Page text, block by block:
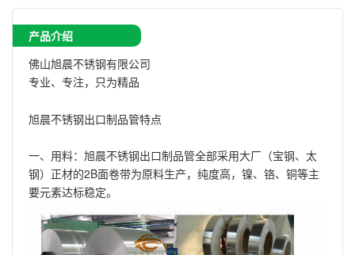
产品介绍
佛山旭晨不锈钢有限公司
专业、专注，只为精品
旭晨不锈钢出口制品管特点
一、用料：旭晨不锈钢出口制品管全部采用大厂（宝钢、太
钢）正材的2B面卷带为原料生产，纯度高，镍、铬、铜等主
要元素达标稳定。